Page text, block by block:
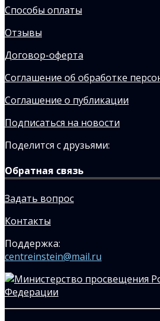
Способы оплаты
Отзывы
Договор-оферта
Соглашение об обработке
Соглашение о публикации
Подписаться на новости
Поделится с друзьями:
Обратная связь
Задать вопрос
Контакты
Поддержка:
centreinstein@mail.ru